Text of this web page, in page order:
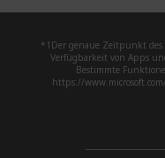
*1Der genaue Zeitpunkt des
Verfügbarkeit von Apps
Bestimmte
https://